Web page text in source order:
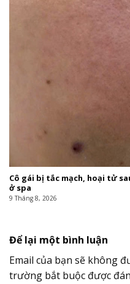
Cô gái bị tắc mạch, hoại tử
ở spa
9 Tháng 8, 2026
Để lại một bình luận
Email của bạn sẽ không
trường bắt buộc được